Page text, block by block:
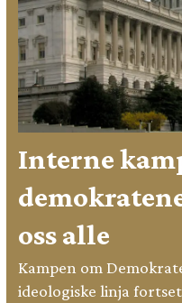
Interne
oss alle
Kampen om
ideologiske linja